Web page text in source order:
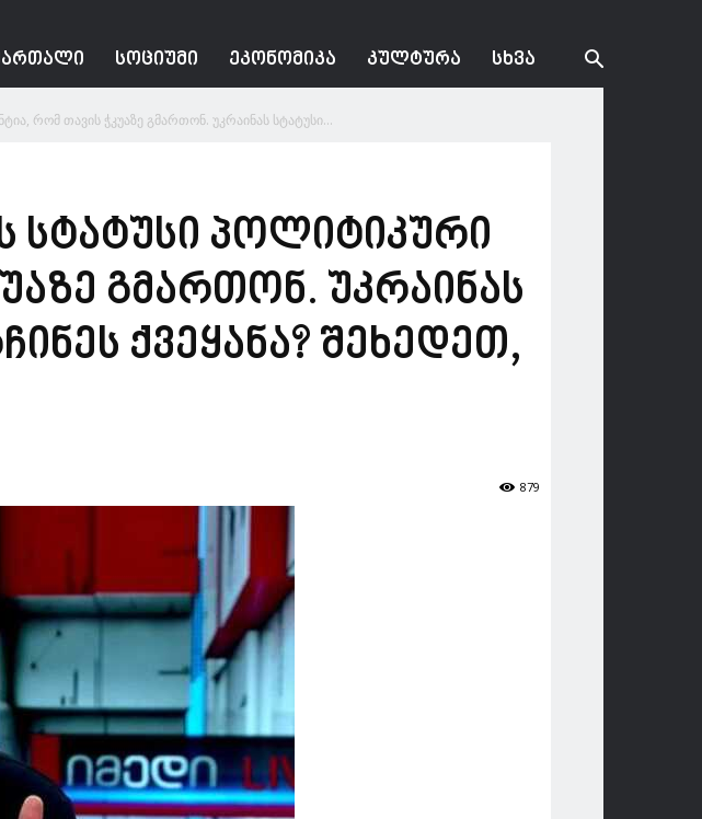
ᲡᲝᲪᲘᲣᲛᲘ ᲔᲙᲝᲜᲝᲛᲘᲙᲐ ᲙᲣᲚᲢᲣᲠᲐ ᲡᲮᲕᲐ
რომ თავის ჭკუაზე გმართონ. უკრაინას სტატუსი...
სტატუსი პოლიტიკური
გმართონ. უკრაინას
ქვეყანა? შეხედეთ,
879